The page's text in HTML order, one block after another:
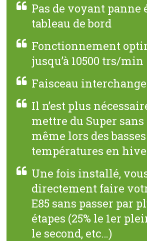
Pas de voyant panne
tableau de bord
Fonctionnement
jusqu’à 10500 trs/min
Faisceau
Il n’est plus
mettre du Super sans
même lors des basses
températures en
Une fois installé,
directement faire
E85 sans passer par
étapes (25% le 1er
le second, etc…)